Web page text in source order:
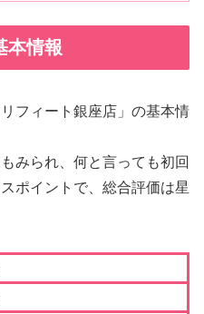
本情報
フィート銀座店」の基本情
みられ、何と言っても初回
ポイントで、総合評価は星